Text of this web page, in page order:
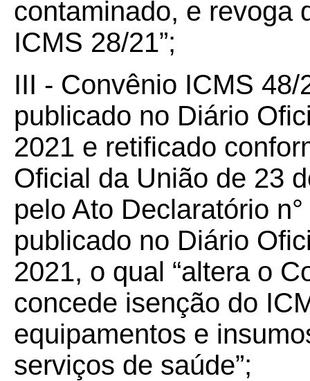
contaminado, e revoga
ICMS 28/21”;
III - Convênio ICMS 48/
publicado no Diário
2021 e retificado
Oficial da União de 23
pelo Ato Declaratório
publicado no Diário
2021, o qual “altera o
concede isenção do
equipamentos e
serviços de saúde”;